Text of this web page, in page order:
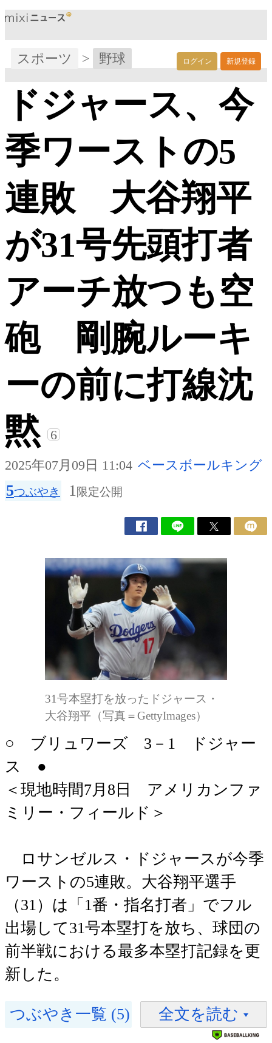
ログイン 新規登録
スポーツ > 野球
ドジャース、今
季ワーストの5
連敗 大谷翔平
が31号先頭打者
アーチ放つも空
砲 剛腕ルーキ
ーの前に打線沈
黙
6
2025年07月09日 11:04 ベースボールキング
5つぶやき 1 限定公開
31号本塁打を放ったドジャース・
大谷翔平（写真＝GettyImages）
○ ブリュワーズ 3－1 ドジャー
ス ●
＜現地時間7月8日 アメリカンファ
ミリー・フィールド＞
ロサンゼルス・ドジャースが今季
ワーストの5連敗。大谷翔平選手
（31）は「1番・指名打者」でフル
出場して31号本塁打を放ち、球団の
前半戦における最多本塁打記録を更
新した。
つぶやき一覧 (5) 全文を読む